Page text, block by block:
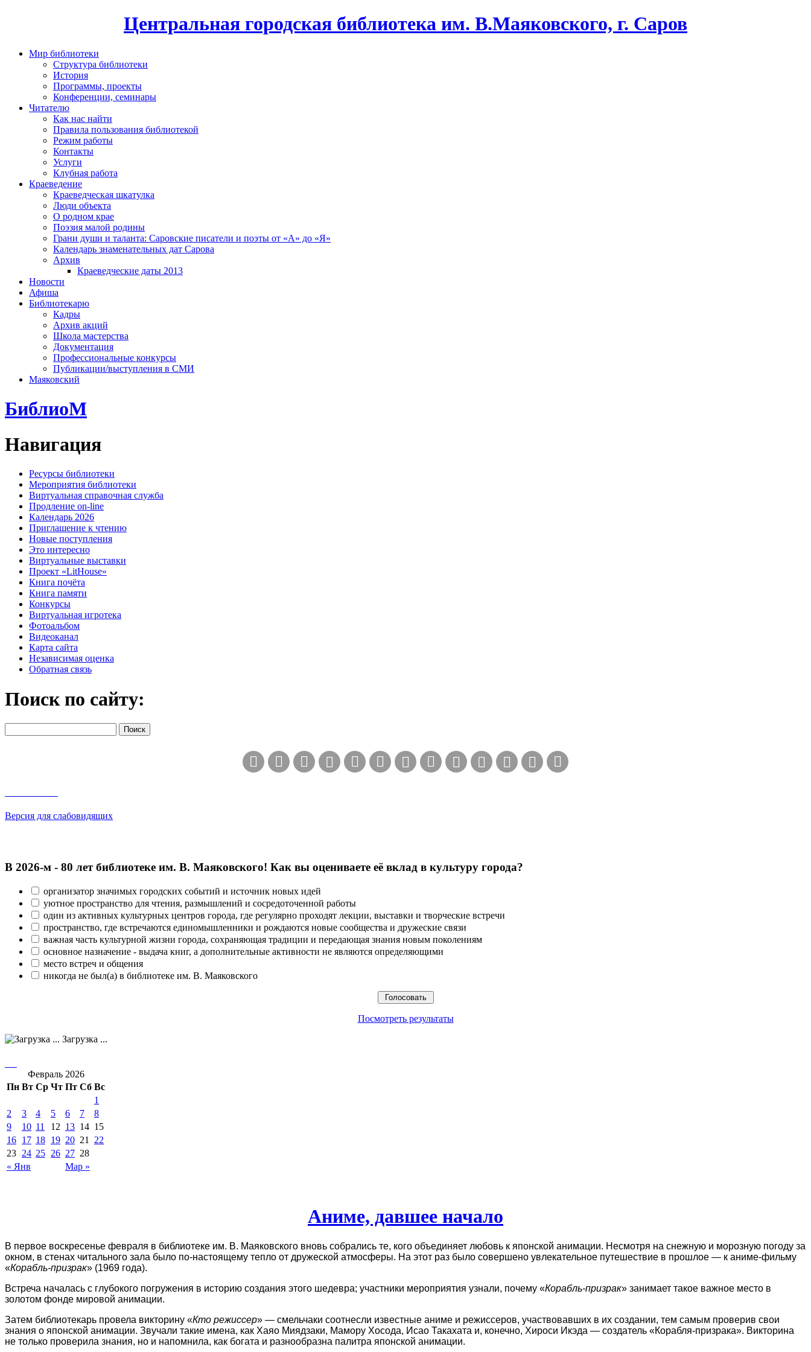
Центральная городская библиотека им. В.Маяковского, г. Саров
Мир библиотеки
Структура библиотеки
История
Программы, проекты
Конференции, семинары
Читателю
Как нас найти
Правила пользования библиотекой
Режим работы
Контакты
Услуги
Клубная работа
Краеведение
Краеведческая шкатулка
Люди объекта
О родном крае
Поэзия малой родины
Грани души и таланта: Саровские писатели и поэты от «А» до «Я»
Календарь знаменательных дат Сарова
Архив
Краеведческие даты 2013
Новости
Афиша
Библиотекарю
Кадры
Архив акций
Школа мастерства
Документация
Профессиональные конкурсы
Публикации/выступления в СМИ
Маяковский
БиблиоМ
Навигация
Ресурсы библиотеки
Мероприятия библиотеки
Виртуальная справочная служба
Продление on-line
Календарь 2026
Приглашение к чтению
Новые поступления
Это интересно
Виртуальные выставки
Проект «LitHouse»
Книга почёта
Книга памяти
Конкурсы
Виртуальная игротека
Фотоальбом
Видеоканал
Карта сайта
Независимая оценка
Обратная связь
Поиск по сайту:
Версия для слабовидящих
В 2026‑м - 80 лет библиотеке им. В. Маяковского! Как вы оцениваете её вклад в культуру города?
организатор значимых городских событий и источник новых идей
уютное пространство для чтения, размышлений и сосредоточенной работы
один из активных культурных центров города, где регулярно проходят лекции, выставки и творческие встречи
пространство, где встречаются единомышленники и рождаются новые сообщества и дружеские связи
важная часть культурной жизни города, сохраняющая традиции и передающая знания новым поколениям
основное назначение - выдача книг, а дополнительные активности не являются определяющими
место встреч и общения
никогда не был(а) в библиотеке им. В. Маяковского
Посмотреть результаты
Загрузка ...
Февраль 2026
Пн Вт Ср Чт Пт Сб Вс
« Янв Мар »
1
2
3 4 5 6 7
8
9
10 11 12 13 14 15
16 17 18 19 20 21
22
23 24 25 26 27 28
Аниме, давшее начало
В первое воскресенье февраля в библиотеке им. В. Маяковского вновь собрались те, кого объединяет любовь к японской анимации. Несмотря на снежную и морозную погоду за
окном, в стенах читального зала было по-настоящему тепло от дружеской атмосферы. На этот раз было совершено увлекательное путешествие в прошлое — к аниме-фильму
«Корабль-призрак» (1969 года).
Встреча началась с глубокого погружения в историю создания этого шедевра; участники мероприятия узнали, почему «Корабль-призрак» занимает такое важное место в
золотом фонде мировой анимации.
Затем библиотекарь провела викторину «Кто режиссер» — смельчаки соотнесли известные аниме и режиссеров, участвовавших в их создании, тем самым проверив свои
знания о японской анимации. Звучали такие имена, как Хаяо Миядзаки, Мамору Хосода, Исао Такахата и, конечно, Хироси Икэда — создатель «Корабля-призрака». Викторина
не только проверила знания, но и напомнила, как богата и разнообразна палитра японской анимации.